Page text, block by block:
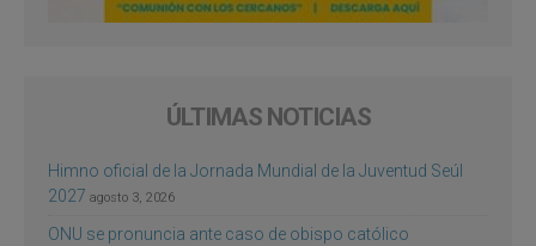
ÚLTIMAS NOTICIAS
Himno oficial de la Jornada Mundial de la Juventud Seúl
2027 agosto 3, 2026
ONU se pronuncia ante caso de obispo católico